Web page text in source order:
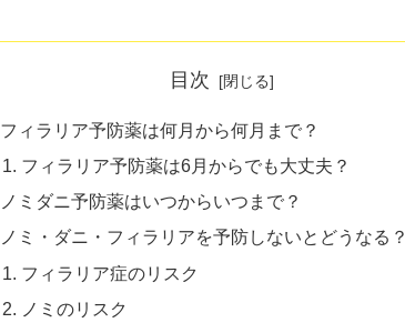
目次
フィラリア予防薬は何月から何月まで？
フィラリア予防薬は6月からでも大丈夫？
ノミダニ予防薬はいつからいつまで？
ノミ・ダニ・フィラリアを予防しないとどうなる？
フィラリア症のリスク
ノミのリスク